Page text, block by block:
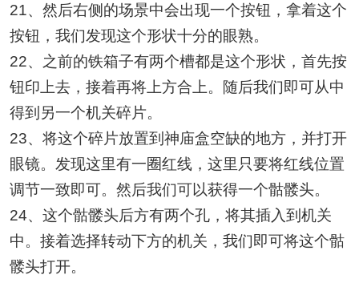
21、然后右侧的场景中会出现一个按钮，拿着这个
按钮，我们发现这个形状十分的眼熟。
22、之前的铁箱子有两个槽都是这个形状，首先按
钮印上去，接着再将上方合上。随后我们即可从中
得到另一个机关碎片。
23、将这个碎片放置到神庙盒空缺的地方，并打开
眼镜。发现这里有一圈红线，这里只要将红线位置
调节一致即可。然后我们可以获得一个骷髅头。
24、这个骷髅头后方有两个孔，将其插入到机关
中。接着选择转动下方的机关，我们即可将这个骷
髅头打开。